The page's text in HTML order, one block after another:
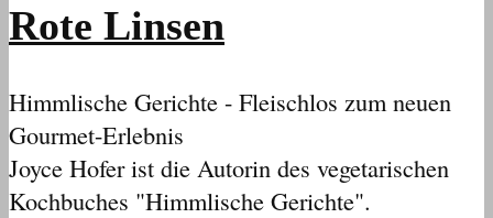
Rote Linsen
Himmlische Gerichte - Fleischlos zum neuen
Gourmet-Erlebnis
Joyce Hofer ist die Autorin des vegetarischen
Kochbuches "Himmlische Gerichte".